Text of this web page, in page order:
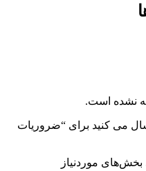
نشده است.
می کنید برای “ضروریات
بخش‌های موردنیاز